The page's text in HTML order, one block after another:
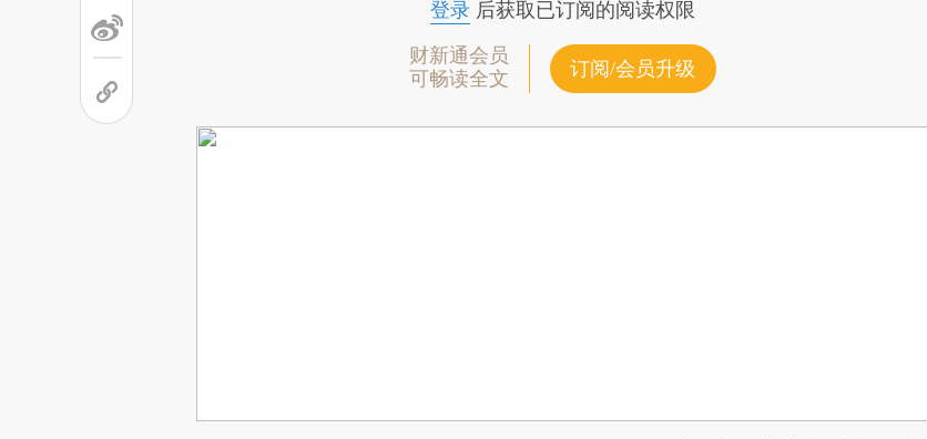
登录后获取已订阅的阅读权限
财新通会员
可畅读全文
订阅/会员升级